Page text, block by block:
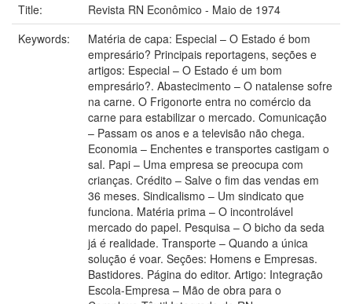
Title:
Revista RN Econômico - Maio de 1974
Keywords:
Matéria de capa: Especial – O Estado é bom
empresário? Principais reportagens, seções e
artigos: Especial – O Estado é um bom
empresário?. Abastecimento – O natalense sofre
na carne. O Frigonorte entra no comércio da
carne para estabilizar o mercado. Comunicação
– Passam os anos e a televisão não chega.
Economia – Enchentes e transportes castigam o
sal. Papi – Uma empresa se preocupa com
crianças. Crédito – Salve o fim das vendas em
36 meses. Sindicalismo – Um sindicato que
funciona. Matéria prima – O incontrolável
mercado do papel. Pesquisa – O bicho da seda
já é realidade. Transporte – Quando a única
solução é voar. Seções: Homens e Empresas.
Bastidores. Página do editor. Artigo: Integração
Escola-Empresa – Mão de obra para o